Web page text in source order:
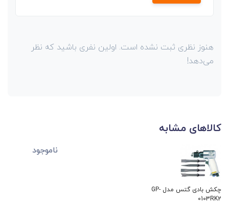
هنوز نظری ثبت نشده است. اولین نفری باشید که نظر
می‌دهد!
کالاهای مشابه
چکش بادی گتس مدل GP-
0103RK2
ناموجود